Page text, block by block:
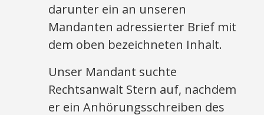
darunter ein an unseren
Mandanten adressierter Brief mit
dem oben bezeichneten Inhalt.
Unser Mandant suchte
Rechtsanwalt Stern auf, nachdem
er ein Anhörungsschreiben des